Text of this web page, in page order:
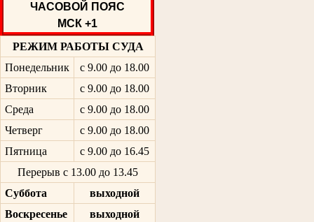
ЧАСОВОЙ ПОЯС
МСК +1
РЕЖИМ РАБОТЫ СУДА
Понедельник
с 9.00 до 18.00
Вторник
с 9.00 до 18.00
Среда
с 9.00 до 18.00
Четверг
с 9.00 до 18.00
Пятница
с 9.00 до 16.45
Перерыв с 13.00 до 13.45
Суббота
выходной
Воскресенье
выходной